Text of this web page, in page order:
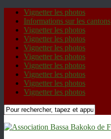
Vignetter les photos
Informations sur les cantons
Vignetter les photos
Vignetter les photos
Vignetter les photos
Vignetter les photos
Vignetter les photos
Vignetter les photos
Vignetter les photos
Vignetter les photos